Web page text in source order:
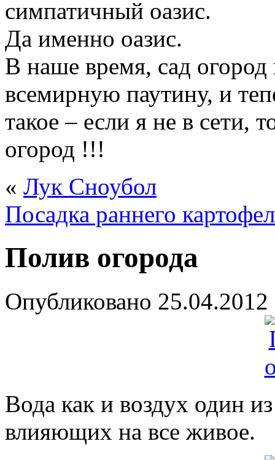
симпатичный оазис.
Да именно оазис.
В наше время, сад огород
всемирную паутину, и
такое – если я не в сети,
огород !!!
« Лук Сноубол
Посадка раннего
Полив огорода
Опубликовано 25.04.2012
Вода как и воздух один
влияющих на все живое.